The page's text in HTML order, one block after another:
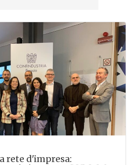
rete d'impresa: